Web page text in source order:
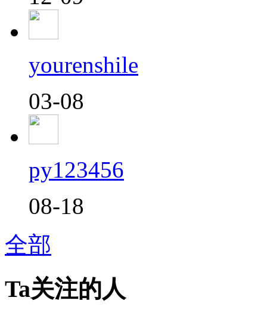
yourenshile
03-08
py123456
08-18
全部
Ta关注的人